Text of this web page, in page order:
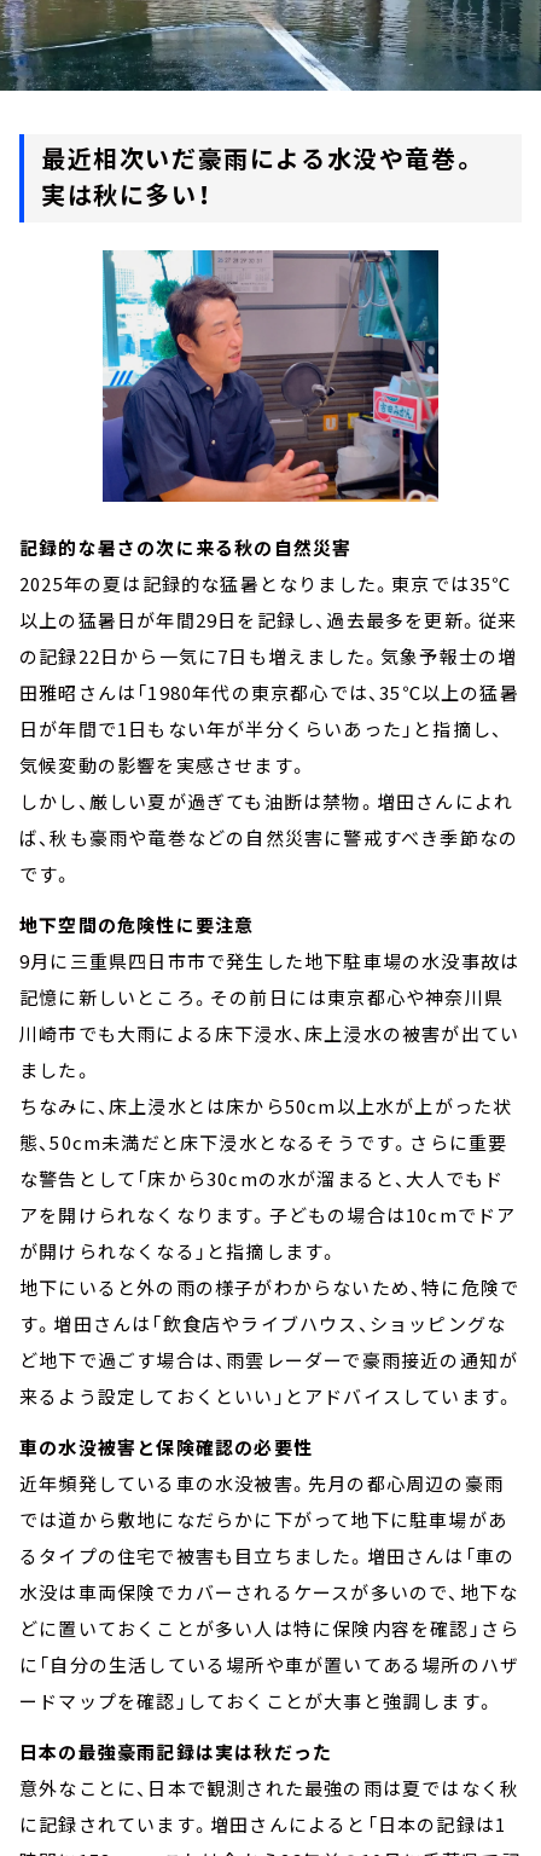
最近相次いだ豪雨による水没や竜巻。
実は秋に多い！
記録的な暑さの次に来る秋の自然災害
2025年の夏は記録的な猛暑となりました。東京では35℃
以上の猛暑日が年間29日を記録し、過去最多を更新。従来
の記録22日から一気に7日も増えました。気象予報士の増
田雅昭さんは「1980年代の東京都心では、35℃以上の猛暑
日が年間で1日もない年が半分くらいあった」と指摘し、
気候変動の影響を実感させます。
しかし、厳しい夏が過ぎても油断は禁物。増田さんによれ
ば、秋も豪雨や竜巻などの自然災害に警戒すべき季節なの
です。
地下空間の危険性に要注意
9月に三重県四日市市で発生した地下駐車場の水没事故は
記憶に新しいところ。その前日には東京都心や神奈川県
川崎市でも大雨による床下浸水、床上浸水の被害が出てい
ました。
ちなみに、床上浸水とは床から50cm以上水が上がった状
態、50cm未満だと床下浸水となるそうです。さらに重要
な警告として「床から30cmの水が溜まると、大人でもド
アを開けられなくなります。子どもの場合は10cmでドア
が開けられなくなる」と指摘します。
地下にいると外の雨の様子がわからないため、特に危険で
す。増田さんは「飲食店やライブハウス、ショッピングな
ど地下で過ごす場合は、雨雲レーダーで豪雨接近の通知が
来るよう設定しておくといい」とアドバイスしています。
車の水没被害と保険確認の必要性
近年頻発している車の水没被害。先月の都心周辺の豪雨
では道から敷地になだらかに下がって地下に駐車場があ
るタイプの住宅で被害も目立ちました。増田さんは「車の
水没は車両保険でカバーされるケースが多いので、地下な
どに置いておくことが多い人は特に保険内容を確認」さら
に「自分の生活している場所や車が置いてある場所のハザ
ードマップを確認」しておくことが大事と強調します。
日本の最強豪雨記録は実は秋だった
意外なことに、日本で観測された最強の雨は夏ではなく秋
に記録されています。増田さんによると「日本の記録は1